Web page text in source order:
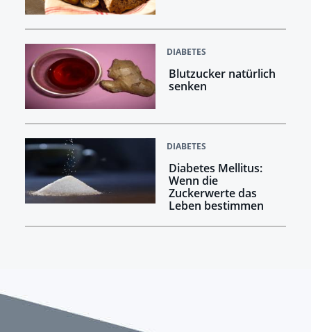
DIABETES
Blutzucker natürlich
senken
DIABETES
Diabetes Mellitus:
Wenn die
Zuckerwerte das
Leben bestimmen